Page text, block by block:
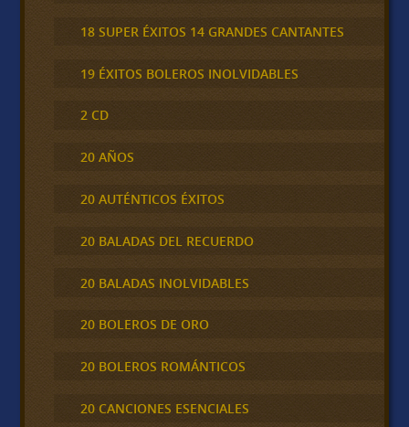
18 SUPER ÉXITOS 14 GRANDES CANTANTES
19 ÉXITOS BOLEROS INOLVIDABLES
2 CD
20 AÑOS
20 AUTÉNTICOS ÉXITOS
20 BALADAS DEL RECUERDO
20 BALADAS INOLVIDABLES
20 BOLEROS DE ORO
20 BOLEROS ROMÁNTICOS
20 CANCIONES ESENCIALES